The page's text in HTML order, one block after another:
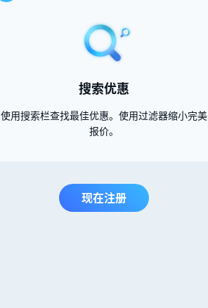
搜索优惠
使用搜索栏查找最佳优惠。使用过滤器缩小完美
报价。
现在注册